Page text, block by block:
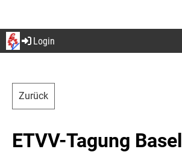
Login
Zurück
ETVV-Tagung Basel